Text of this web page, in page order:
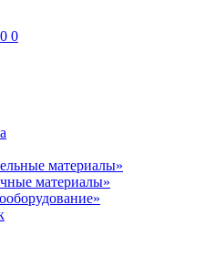
0 0
материалы»
материалы»